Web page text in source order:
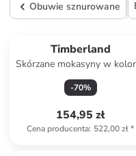
Obuwie sznurowane
Timberland
Skórzane mokasyny w
jasnobrązowym
-70%
154,95 zł
Cena producenta: 522,00 zł*